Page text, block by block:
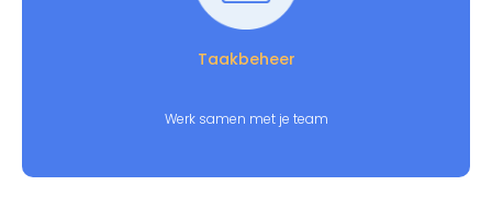
Taakbeheer
Werk samen met je team